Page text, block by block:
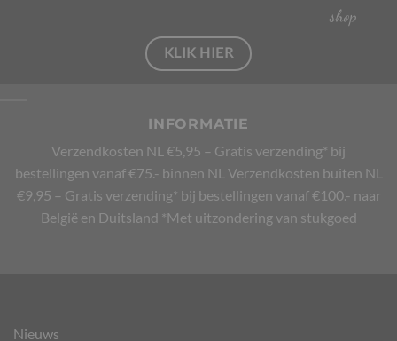
shop
KLIK HIER
INFORMATIE
Verzendkosten NL €5,95 – Gratis verzending* bij
bestellingen vanaf €75.- binnen NL Verzendkosten buiten NL
€9,95 – Gratis verzending* bij bestellingen vanaf €100.- naar
België en Duitsland *Met uitzondering van stukgoed
Nieuws